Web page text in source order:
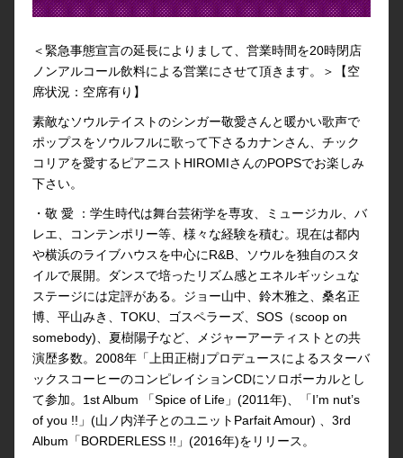
＜緊急事態宣言の延長によりまして、営業時間を20時閉店
ノンアルコール飲料による営業にさせて頂きます。＞【空
席状況：空席有り】
素敵なソウルテイストのシンガー敬愛さんと暖かい歌声で
ポップスをソウルフルに歌って下さるカナンさん、チック
コリアを愛するピアニストHIROMIさんのPOPSでお楽しみ
下さい。
・敬 愛 ：学生時代は舞台芸術学を専攻、ミュージカル、バ
レエ、コンテンポリー等、様々な経験を積む。現在は都内
や横浜のライブハウスを中心にR&B、ソウルを独自のスタ
イルで展開。ダンスで培ったリズム感とエネルギッシュな
ステージには定評がある。ジョー山中、鈴木雅之、桑名正
博、平山みき、TOKU、ゴスペラーズ、SOS（scoop on
somebody)、夏樹陽子など、メジャーアーティストとの共
演歴多数。2008年「上田正樹｣プロデュースによるスターバ
ックスコーヒーのコンピレイションCDにソロボーカルとし
て参加。1st Album 「Spice of Life」(2011年)、「I’m nut’s
of you !!」(山ノ内洋子とのユニットParfait Amour) 、3rd
Album「BORDERLESS !!」(2016年)をリリース。